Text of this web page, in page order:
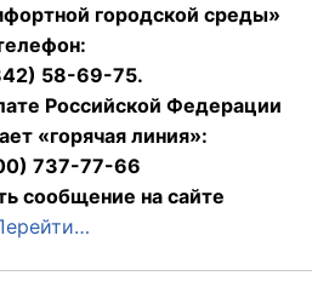
городской среды»
58-69-75.
Российской Федерации
«горячая линия»:
737-77-66
сообщение на сайте